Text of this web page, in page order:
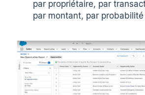
par propriétaire, par
par montant, par